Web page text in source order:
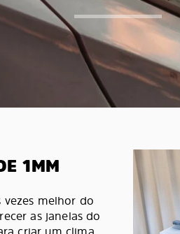
1MM
vezes melhor do
as janelas do